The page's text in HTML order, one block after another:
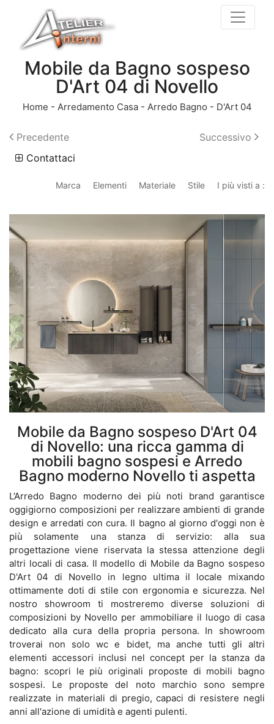
Mobile da Bagno sospeso
D'Art 04 di Novello
Home - Arredamento Casa- Arredo Bagno - D'Art 04
Precedente
Successivo
Contattaci
Marca Elementi Materiale Stile I più visti a :
Mobile da Bagno sospeso D'Art 04
di Novello: una ricca gamma di
mobili bagno sospesi e Arredo
Bagno moderno Novello ti aspetta
L’Arredo Bagno moderno dei più noti brand garantisce
oggigiorno composizioni per realizzare ambienti di grande
design e arredati con cura. Il bagno al giorno d'oggi non è
più solamente una stanza di servizio: alla sua
progettazione viene riservata la stessa attenzione degli
altri locali di casa. Il modello di Mobile da Bagno sospeso
D'Art 04 di Novello in legno ultima il locale mixando
ottimamente doti di stile con ergonomia e sicurezza. Nel
nostro showroom ti mostreremo diverse soluzioni di
composizioni by Novello per ammobiliare il luogo di casa
dedicato alla cura della propria persona. In showroom
troverai non solo wc e bidet, ma anche tutti gli altri
elementi accessori inclusi nel concept per la stanza da
bagno: scopri le più originali proposte di mobili bagno
sospesi. Le proposte del noto marchio sono sempre
realizzate in materiali di pregio, capaci di resistere negli
anni all'azione di umidità e agenti pulenti.